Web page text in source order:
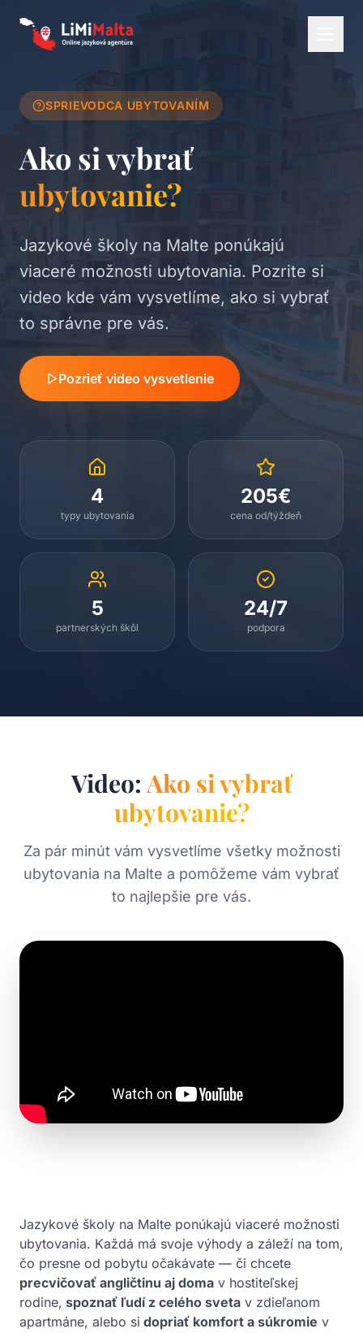
SPRIEVODCA UBYTOVANÍM
Ako si vybrať
ubytovanie?
Jazykové školy na Malte ponúkajú
viaceré možnosti ubytovania. Pozrite si
video kde vám vysvetlíme, ako si vybrať
to správne pre vás.
Pozrieť video vysvetlenie
4
typy ubytovania
205€
cena od/týždeň
5
partnerských škôl
24/7
podpora
Video: Ako si vybrať
ubytovanie?
Za pár minút vám vysvetlíme všetky možnosti
ubytovania na Malte a pomôžeme vám vybrať
to najlepšie pre vás.
Jazykové školy na Malte ponúkajú viaceré možnosti
ubytovania. Každá má svoje výhody a záleží na tom,
čo presne od pobytu očakávate — či chcete
precvičovať angličtinu aj doma v hostiteľskej
rodine, spoznať ľudí z celého sveta v zdieľanom
apartmáne, alebo si dopriať komfort a súkromie v